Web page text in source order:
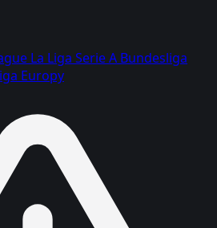
La Liga Serie A Bundesliga
Europy